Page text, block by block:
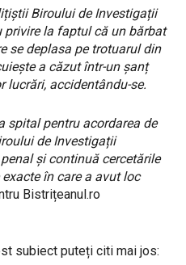
Biroului de Investigații
la faptul că un bărbat
se deplasa pe trotuarul din
a căzut într-un șanț
lucrări, accidentându-se.
spital pentru acordarea de
de Investigații
și continuă cercetările
în care a avut loc
Bistrițeanul.ro
subiect puteți citi mai jos: